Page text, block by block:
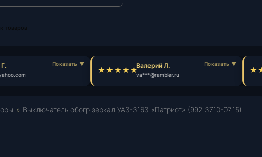
товаров
Валерий Л.
va***@rambler.ru
» Выключатель обогр.зеркал УАЗ-3163 «Патриот» (992.3710-07.15)